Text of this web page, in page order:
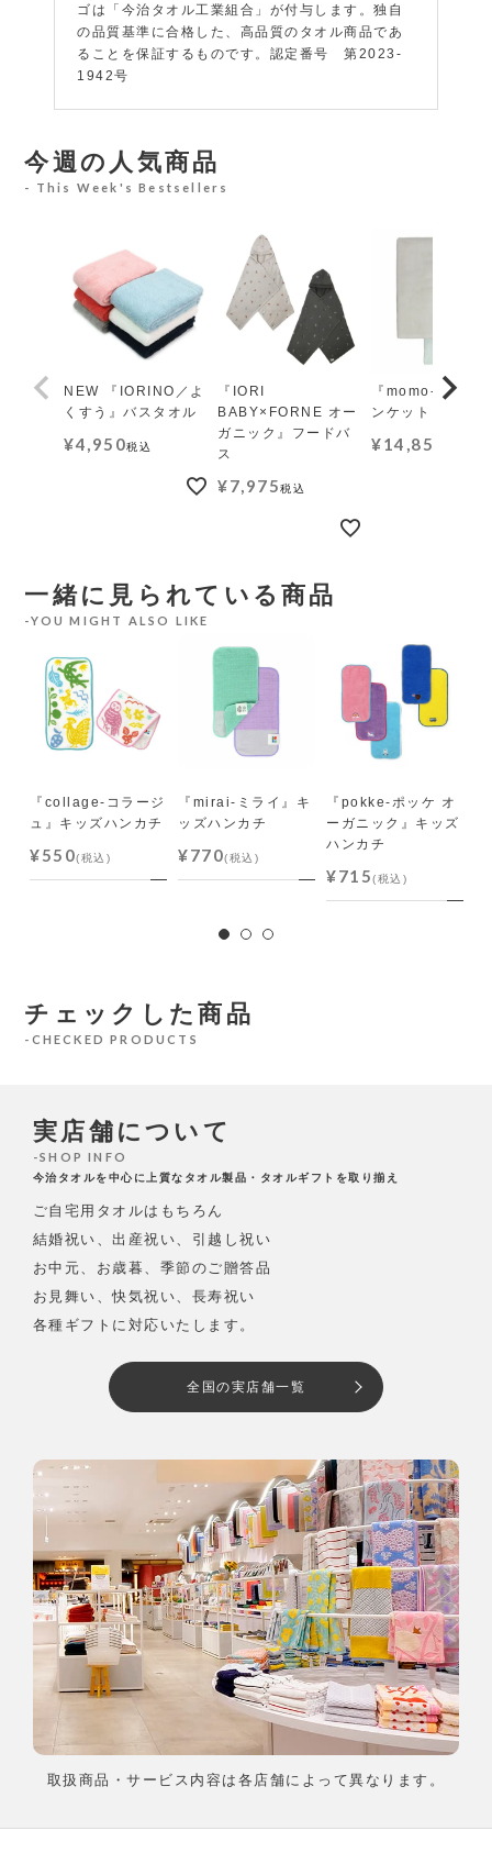
ゴは「今治タオル工業組合」が付与します。独自
の品質基準に合格した、高品質のタオル商品であ
ることを保証するものです。認定番号 第2023-
1942号
今週の人気商品
This Week's Bestsellers
NEW 『IORINO／よ
くすう』バスタオル
¥4,950税込
『IORI
BABY×FORNE オー
ガニック』フードバ
ス
¥7,975税込
『momo-モモ』
ンケット レギュ
¥14,850
一緒に見られている商品
YOU MIGHT ALSO LIKE
『collage-コラージ
ュ』キッズハンカチ
¥550(税込)
『mirai-ミライ』キ
ッズハンカチ
¥770(税込)
『pokke-ポッケ オ
ーガニック』キッズ
ハンカチ
¥715(税込)
チェックした商品
CHECKED PRODUCTS
実店舗について
SHOP INFO
今治タオルを中心に上質なタオル製品・タオルギフトを取り揃え
ご自宅用タオルはもちろん
結婚祝い、出産祝い、引越し祝い
お中元、お歳暮、季節のご贈答品
お見舞い、快気祝い、長寿祝い
各種ギフトに対応いたします。
全国の実店舗一覧
取扱商品・サービス内容は各店舗によって異なります。